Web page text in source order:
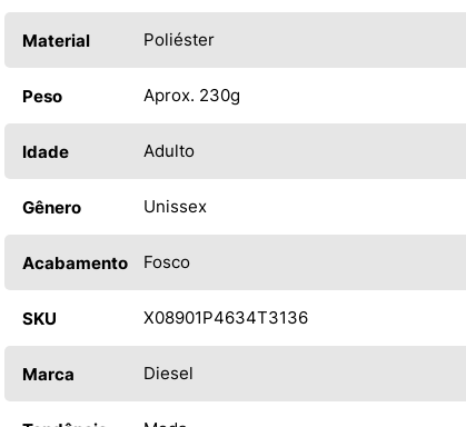
Material Poliéster
Peso Aprox. 230g
Idade Adulto
Gênero Unissex
Acabamento Fosco
SKU X08901P4634T3136
Marca Diesel